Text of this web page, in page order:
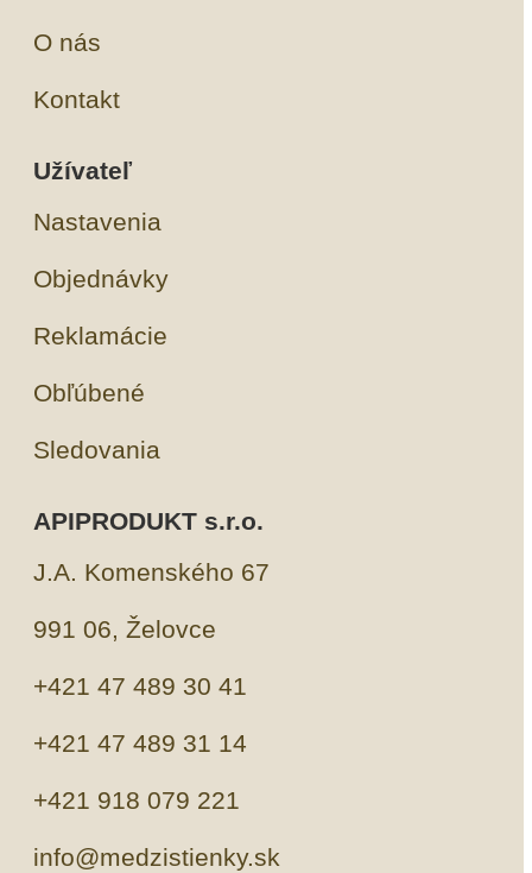
O nás
Kontakt
Užívateľ
Nastavenia
Objednávky
Reklamácie
Obľúbené
Sledovania
APIPRODUKT s.r.o.
J.A. Komenského 67
991 06, Želovce
+421 47 489 30 41
+421 47 489 31 14
+421 918 079 221
info@medzistienky.sk